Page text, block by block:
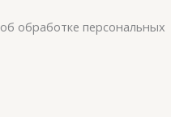
об обработке персональных